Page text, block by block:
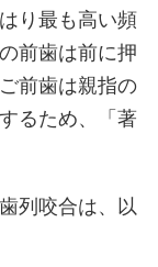
り最も高い頻
前歯は前に押
前歯は親指の
るため、「著
列咬合は、以